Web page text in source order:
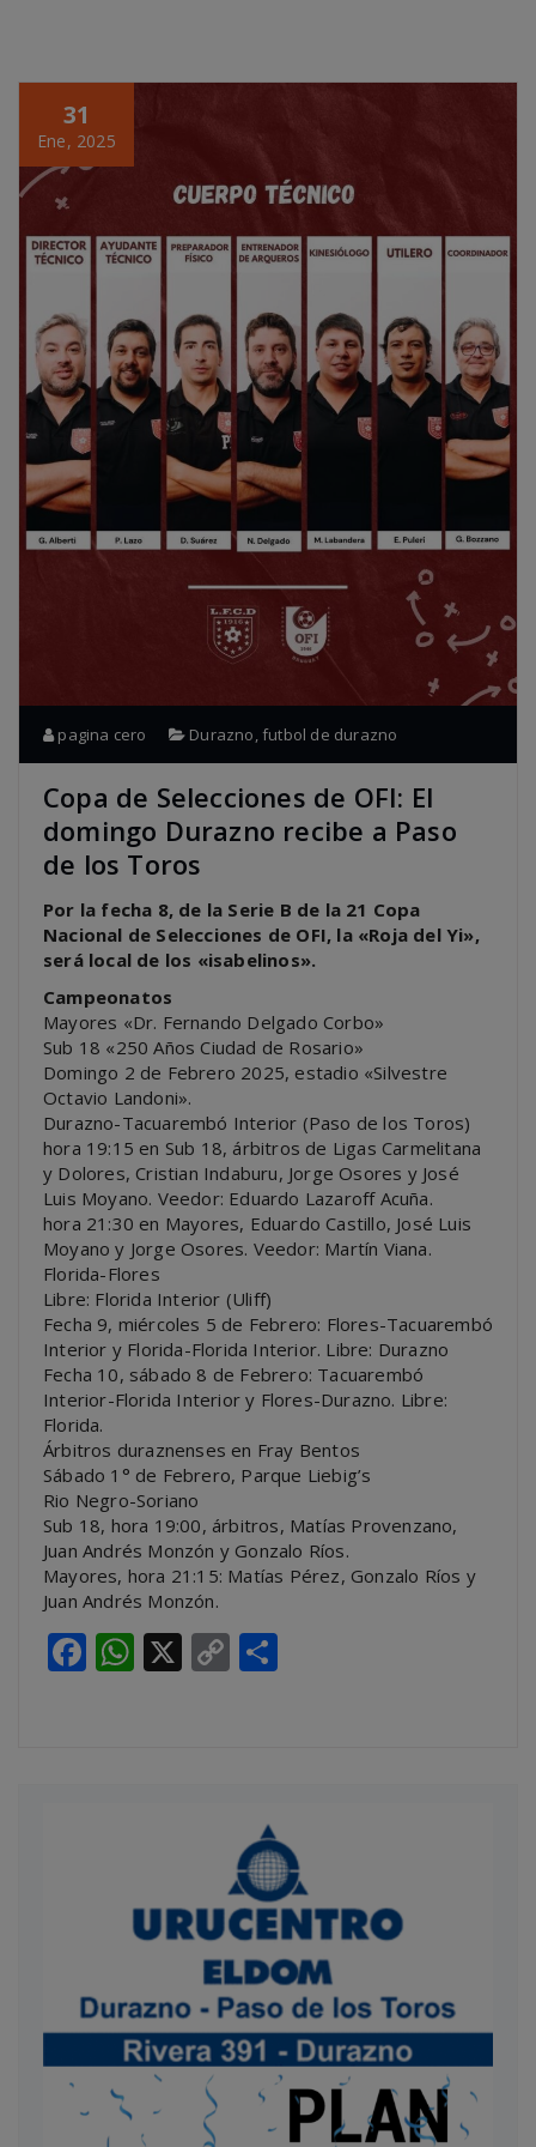
31
Ene, 2025
pagina cero Durazno,futbol de durazno
Copa de Selecciones de OFI: El
domingo Durazno recibe a Paso
de los Toros
Por la fecha 8, de la Serie B de la 21 Copa
Nacional de Selecciones de OFI, la «Roja del Yi»,
será local de los «isabelinos».
Campeonatos
Mayores «Dr. Fernando Delgado Corbo»
Sub 18 «250 Años Ciudad de Rosario»
Domingo 2 de Febrero 2025, estadio «Silvestre
Octavio Landoni».
Durazno-Tacuarembó Interior (Paso de los Toros)
hora 19:15 en Sub 18, árbitros de Ligas Carmelitana
y Dolores, Cristian Indaburu, Jorge Osores y José
Luis Moyano. Veedor: Eduardo Lazaroff Acuña.
hora 21:30 en Mayores, Eduardo Castillo, José Luis
Moyano y Jorge Osores. Veedor: Martín Viana.
Florida-Flores
Libre: Florida Interior (Uliff)
Fecha 9, miércoles 5 de Febrero: Flores-Tacuarembó
Interior y Florida-Florida Interior. Libre: Durazno
Fecha 10, sábado 8 de Febrero: Tacuarembó
Interior-Florida Interior y Flores-Durazno. Libre:
Florida.
Árbitros duraznenses en Fray Bentos
Sábado 1° de Febrero, Parque Liebig’s
Rio Negro-Soriano
Sub 18, hora 19:00, árbitros, Matías Provenzano,
Juan Andrés Monzón y Gonzalo Ríos.
Mayores, hora 21:15: Matías Pérez, Gonzalo Ríos y
Juan Andrés Monzón.
Facebook
WhatsApp
X Copy